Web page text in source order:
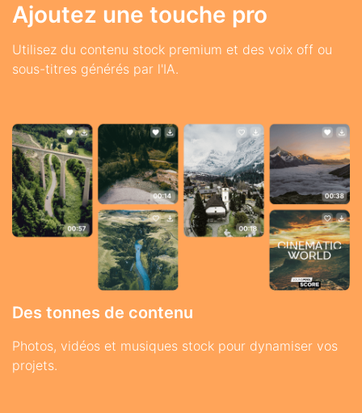
Ajoutez une touche pro
Utilisez du contenu stock premium et des voix off ou
sous-titres générés par l'IA.
Des tonnes de contenu
Photos, vidéos et musiques stock pour dynamiser vos
projets.